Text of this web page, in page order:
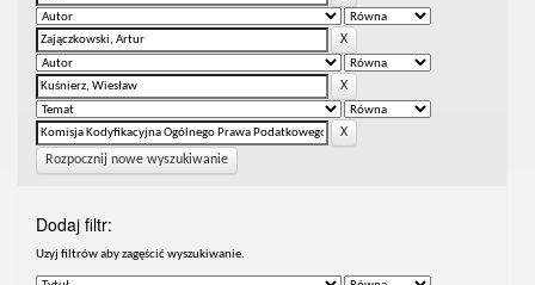
Rozpocznij nowe wyszukiwanie
Dodaj filtr:
Uzyj filtrów aby zagęścić wyszukiwanie.